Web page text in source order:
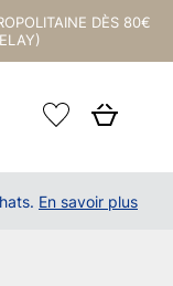
DÈS 80€
En savoir plus